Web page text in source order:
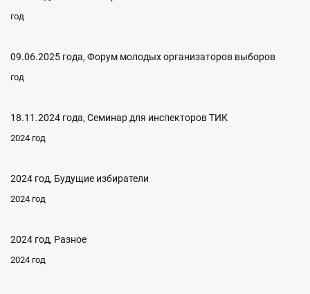
год
09.06.2025 года, Форум молодых организаторов выборов
год
18.11.2024 года, Семинар для инспекторов ТИК
2024 год
2024 год, Будущие избиратели
2024 год
2024 год, Разное
2024 год